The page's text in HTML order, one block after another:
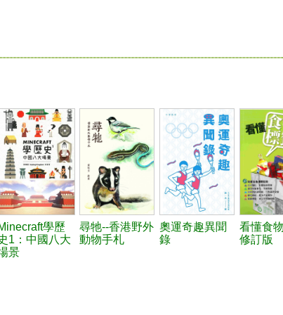
學歷
1：中國八大
景
尋牠--香港野外
動物手札
奧運奇趣異聞
錄
看懂食
修訂版